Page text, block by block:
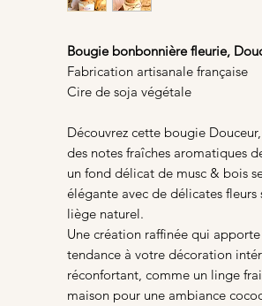
Bougie bonbonnière fleurie,
Fabrication artisanale française
Cire de soja végétale
Découvrez cette bougie
des notes fraîches aromatiques
un fond délicat de musc & bois
élégante avec de délicates fleurs
liège naturel.
Une création raffinée qui
tendance à votre décoration
réconfortant, comme un linge
maison pour une ambiance